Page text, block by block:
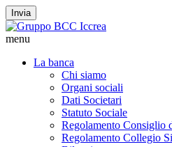
Invia
menu
La banca
Chi siamo
Organi sociali
Dati Societari
Statuto Sociale
Regolamento Consiglio
Regolamento Collegio